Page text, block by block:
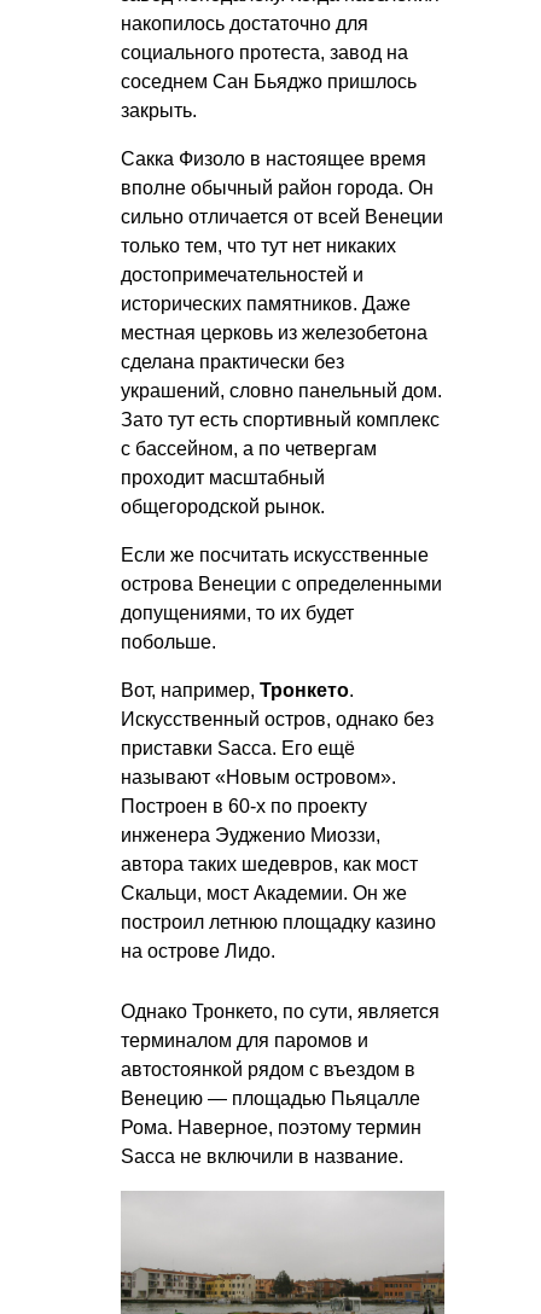
накопилось достаточно для
социального протеста, завод на
соседнем Сан Бьяджо пришлось
закрыть.
Сакка Физоло в настоящее время
вполне обычный район города. Он
сильно отличается от всей Венеции
только тем, что тут нет никаких
достопримечательностей и
исторических памятников. Даже
местная церковь из железобетона
сделана практически без
украшений, словно панельный дом.
Зато тут есть спортивный комплекс
с бассейном, а по четвергам
проходит масштабный
общегородской рынок.
Если же посчитать искусственные
острова Венеции с определенными
допущениями, то их будет
побольше.
Вот, например, Тронкето.
Искусственный остров, однако без
приставки Sacca. Его ещё
называют «Новым островом».
Построен в 60-х по проекту
инженера Эудженио Миоззи,
автора таких шедевров, как мост
Скальци, мост Академии. Он же
построил летнюю площадку казино
на острове Лидо.
Однако Тронкето, по сути, является
терминалом для паромов и
автостоянкой рядом с въездом в
Венецию — площадью Пьяцалле
Рома. Наверное, поэтому термин
Sacca не включили в название.